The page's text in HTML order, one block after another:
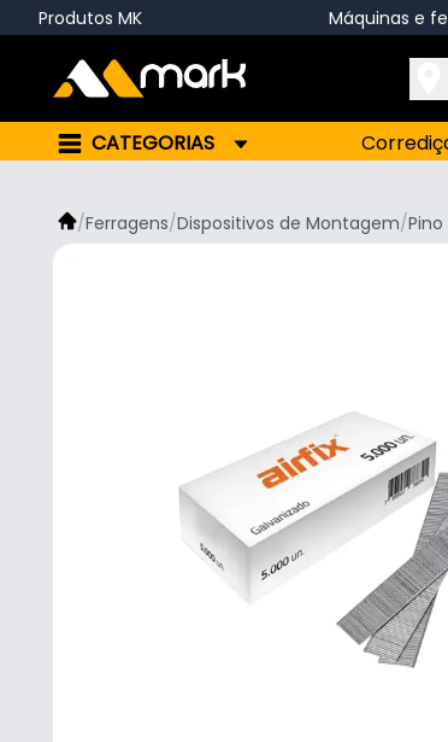
Produtos MK Máquinas e
CATEGORIAS
/Ferragens/Dispositivos de Montagem/